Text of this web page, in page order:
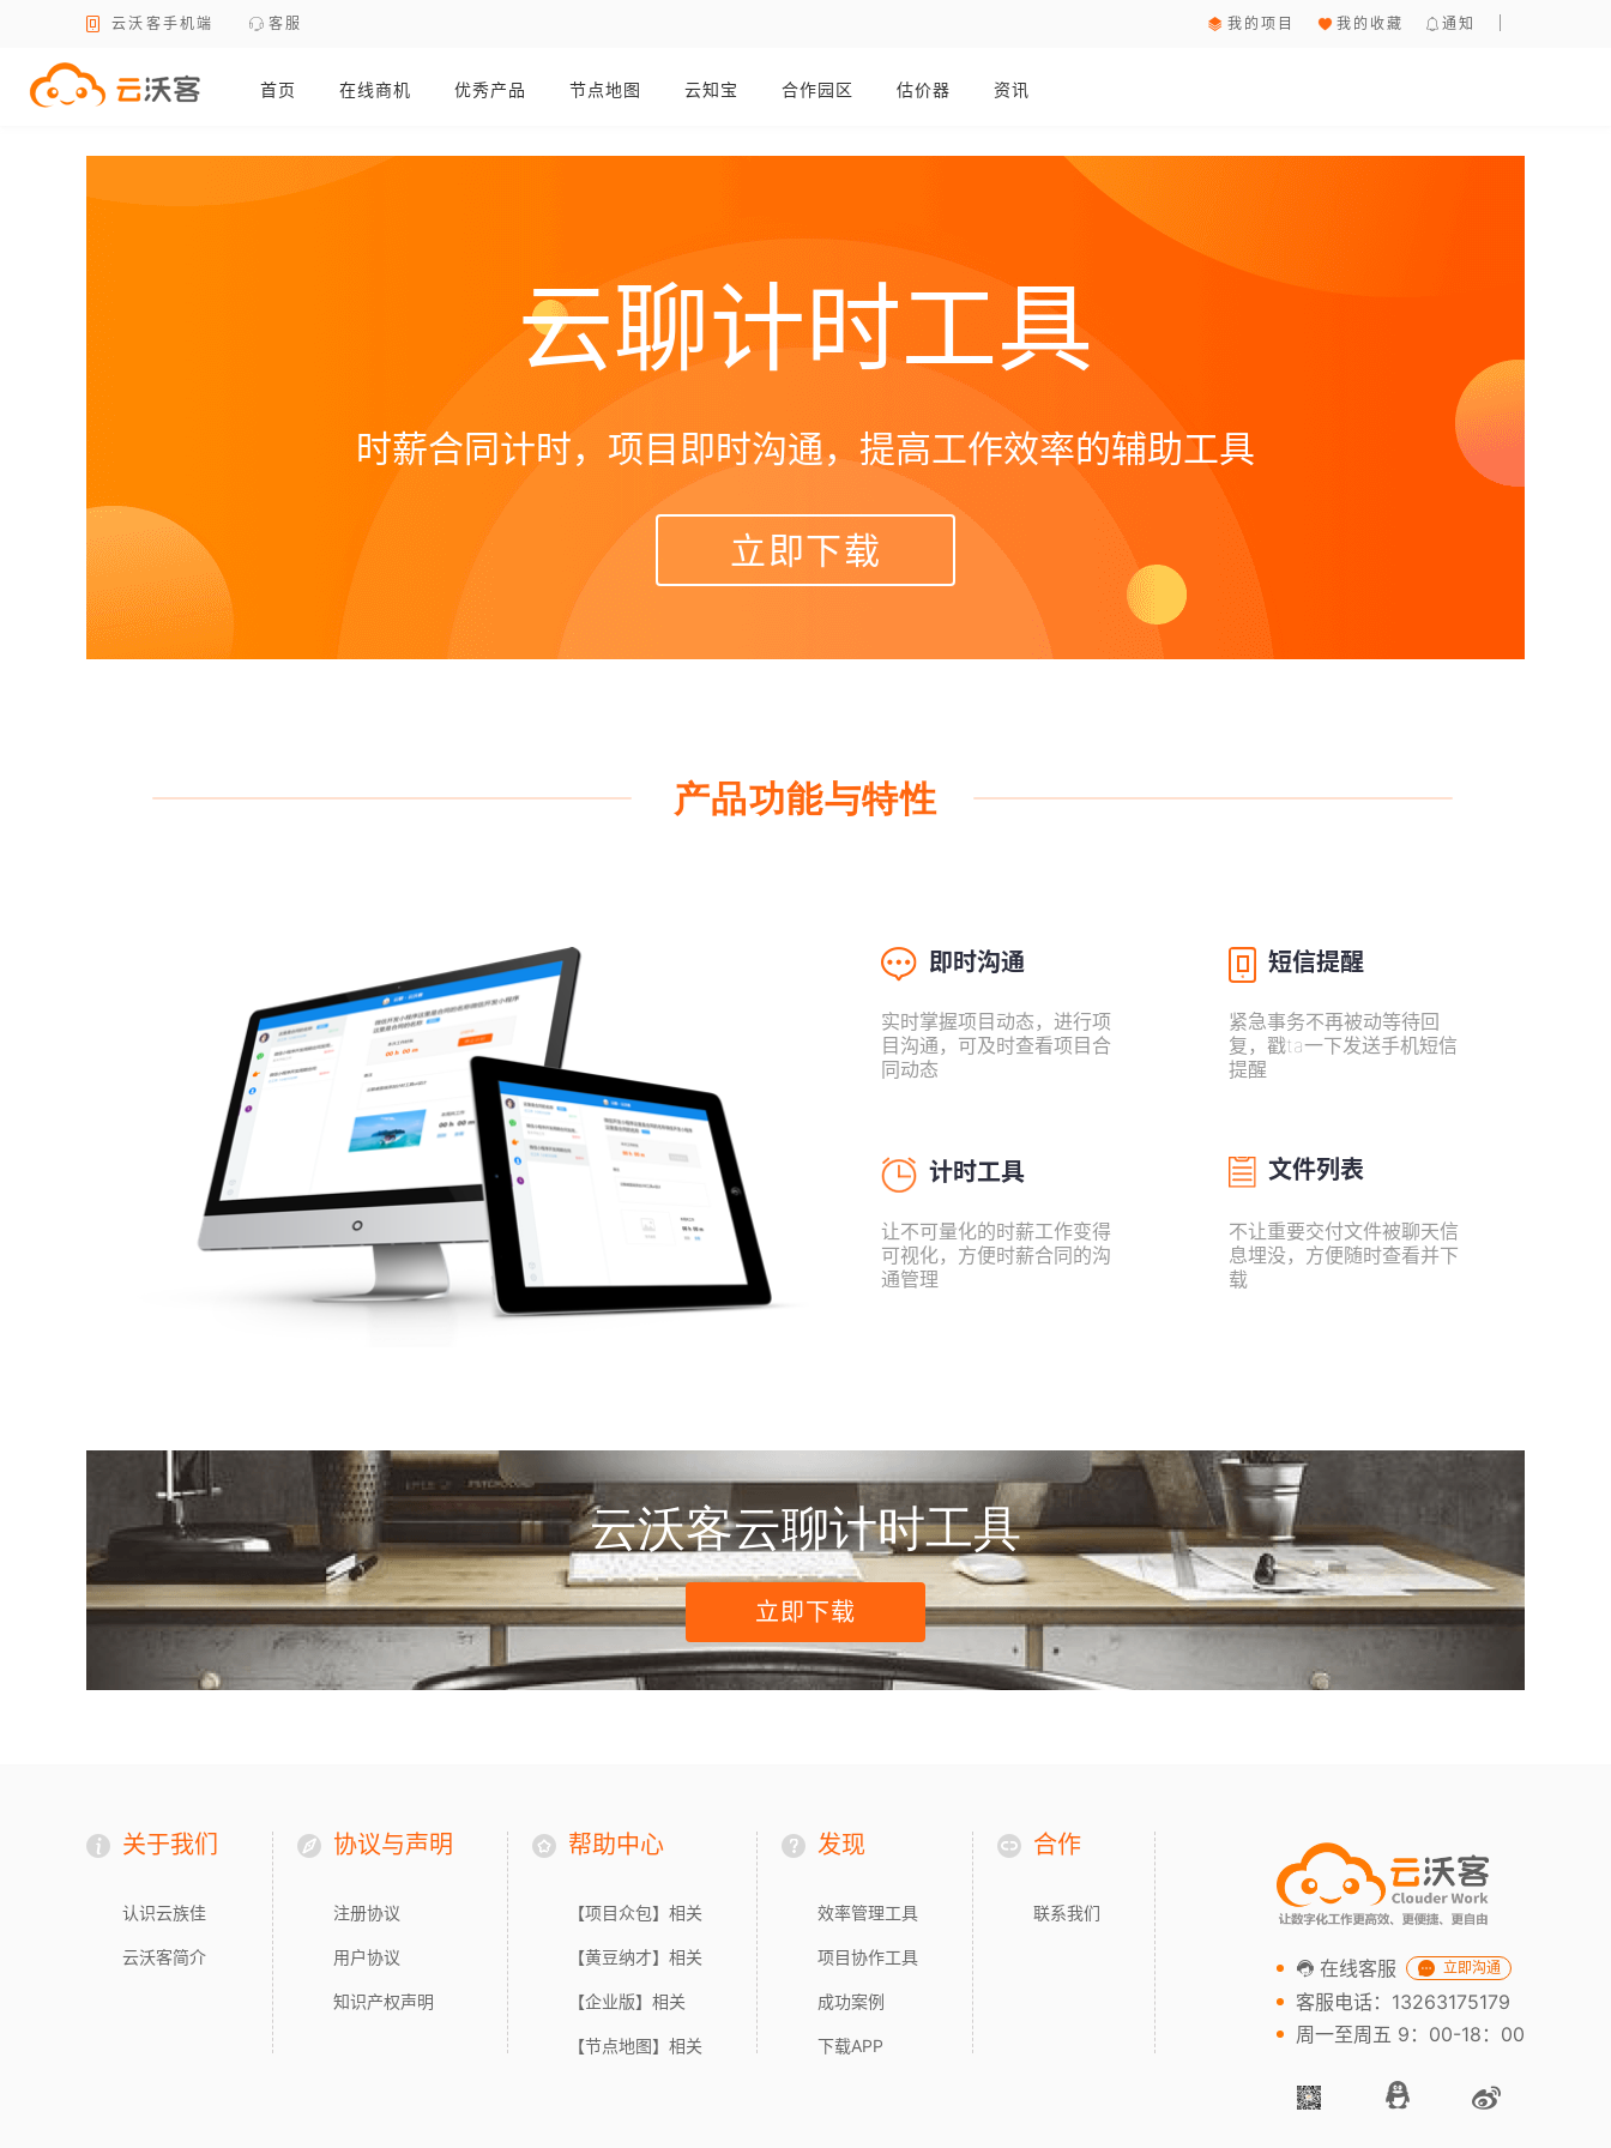
云沃客手机端 客服 我的项目 我的收藏 通知
首页 在线商机 优秀产品 节点地图 云知宝 合作园区 估价器 资讯
云聊计时工具
时薪合同计时，项目即时沟通，提高工作效率的辅助工具
立即下载
产品功能与特性
即时沟通
实时掌握项目动态，进行项
目沟通，可及时查看项目合
同动态
短信提醒
紧急事务不再被动等待回
复，戳ta一下发送手机短信
提醒
计时工具
让不可量化的时薪工作变得
可视化，方便时薪合同的沟
通管理
文件列表
不让重要交付文件被聊天信
息埋没，方便随时查看并下
载
云沃客云聊计时工具
立即下载
关于我们
认识云族佳
云沃客简介
协议与声明
注册协议
用户协议
知识产权声明
帮助中心
【项目众包】相关
【黄豆纳才】相关
【企业版】相关
【节点地图】相关
发现
效率管理工具
项目协作工具
成功案例
下载APP
合作
联系我们
在线客服 立即沟通
客服电话：13263175179
周一至周五 9：00-18：00